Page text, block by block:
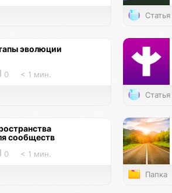
Статья
эволюции
0 < 1 мин.
Статья
сообществ
0 < 1 мин.
Папка